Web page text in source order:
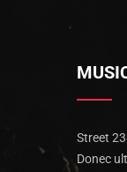
Street
Donec